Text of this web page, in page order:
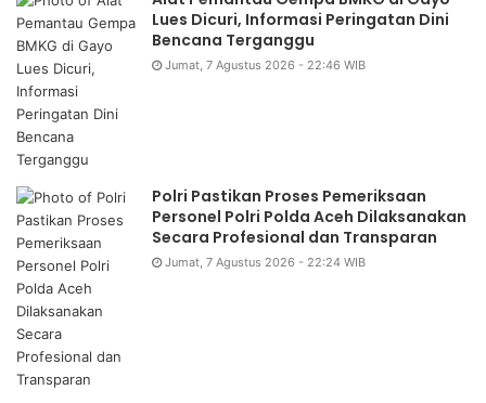
Lues Dicuri, Informasi Peringatan Dini
Bencana Terganggu
Jumat, 7 Agustus 2026 - 22:46 WIB
Polri Pastikan Proses Pemeriksaan
Personel Polri Polda Aceh Dilaksanakan
Secara Profesional dan Transparan
Jumat, 7 Agustus 2026 - 22:24 WIB